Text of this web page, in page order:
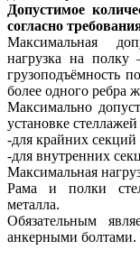
Допустимое
согласно
Максимальная
нагрузка на полку
грузоподъёмность
более одного ребра
Максимально
установке
-для крайних секций
-для внутренних
Максимальная
Рама и полки
металла.
Обязательным
анкерными болтами.